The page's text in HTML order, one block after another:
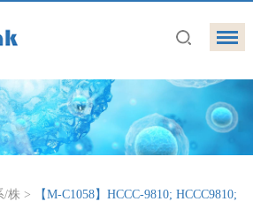
/株 >
【M-C1058】HCCC-9810; HCCC9810;